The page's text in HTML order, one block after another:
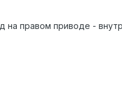
на правом приводе -